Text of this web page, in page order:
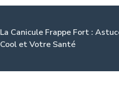
La Canicule Frappe Fort :
Cool et Votre Santé